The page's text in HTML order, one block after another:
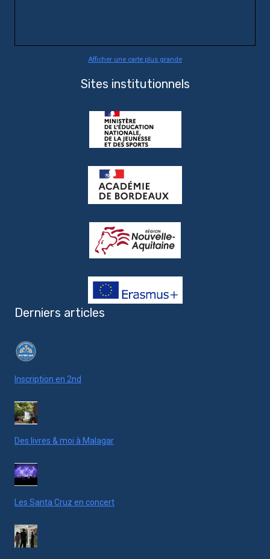
Afficher une carte plus grande
Sites institutionnels
Derniers articles
Inscription en 2nd
Des livres & moi à Malagar
Les Santa Cruz en concert